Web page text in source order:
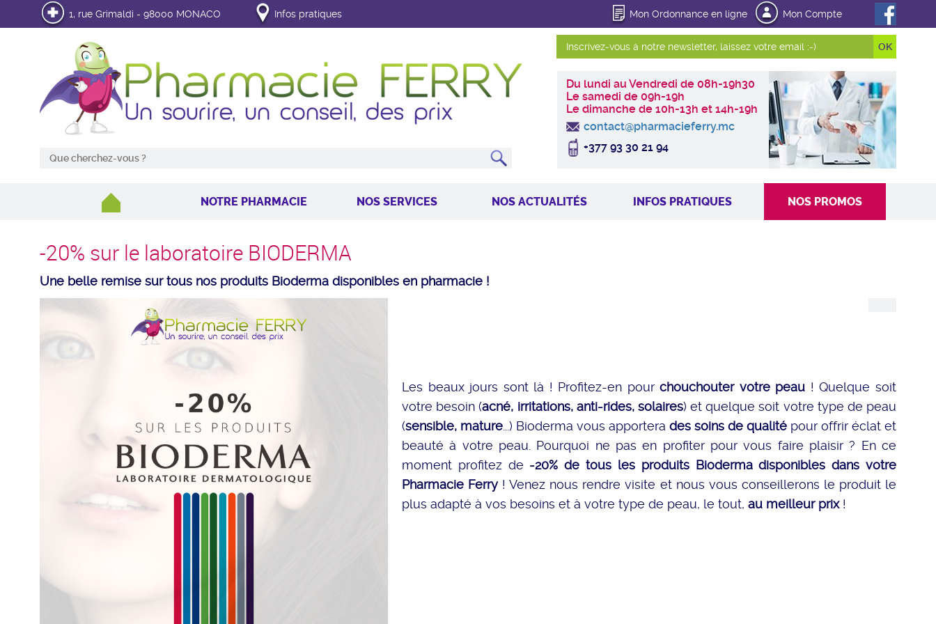
1, rue Grimaldi - 98000 MONACO Infos pratiques Mon Ordonnance en ligne Mon Compte
Du lundi au Vendredi de 08h-19h30
Le samedi de 09h-19h
Le dimanche de 10h-13h et 14h-19h
contact@pharmacieferry.mc
+377 93 30 21 94
NOTRE PHARMACIE NOS SERVICES NOS ACTUALITÉS INFOS PRATIQUES NOS PROMOS
-20% sur le laboratoire BIODERMA
Une belle remise sur tous nos produits Bioderma disponibles en pharmacie !
Les beaux jours sont là ! Profitez-en pourchouchouter votre peau ! Quelque soit
votre besoin (acné, irritations, anti-rides, solaires) et quelque soit votre type de peau
(sensible, mature ...) Bioderma vous apportera des soins de qualité pour offrir éclat et
beauté à votre peau. Pourquoi ne pas en profiter pour vous faire plaisir ? En ce
moment profitez de -20% de tous les produits Bioderma disponibles dans votre
Pharmacie Ferry! Venez nous rendre visite et nous vous conseillerons le produit le
plus adapté à vos besoins et à votre type de peau, le tout, au meilleur prix !